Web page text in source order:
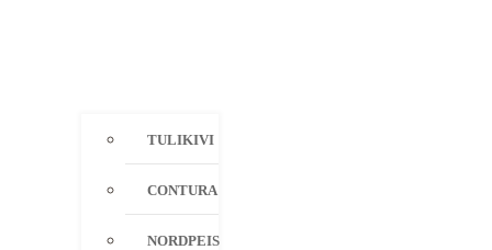
TULIKIVI
CONTURA
NORDPEIS